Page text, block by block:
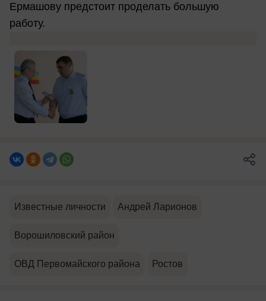
Ермашову предстоит проделать большую
работу.
Известные личности Андрей Ларионов
Ворошиловский район
ОВД Первомайского района Ростов